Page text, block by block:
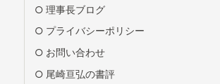
理事長ブログ
プライバシーポリシー
お問い合わせ
尾崎亘弘の書評